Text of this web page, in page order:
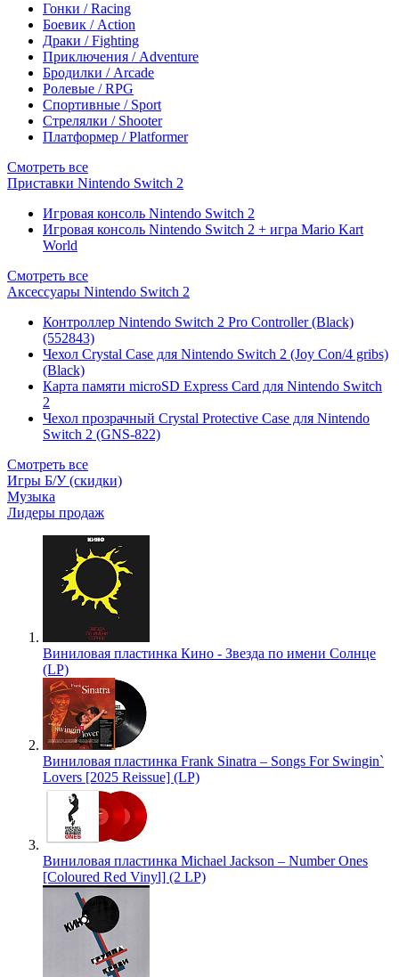
Гонки / Racing
Боевик / Action
Драки / Fighting
Приключения / Adventure
Бродилки / Arcade
Ролевые / RPG
Спортивные / Sport
Стрелялки / Shooter
Платформер / Platformer
Смотреть все
Приставки Nintendo Switch 2
Игровая консоль Nintendo Switch 2
Игровая консоль Nintendo Switch 2 + игра Mario Kart
World
Смотреть все
Аксессуары Nintendo Switch 2
Контроллер Nintendo Switch 2 Pro Controller (Black)
(552843)
Чехол Сrystal Сase для Nintendo Switch 2 (Joy Con/4 gribs)
(Black)
Карта памяти microSD Express Card для Nintendo Switch
2
Чехол прозрачный Crystal Protective Case для Nintendo
Switch 2 (GNS-822)
Смотреть все
Игры Б/У (скидки)
Музыка
Лидеры продаж
Виниловая пластинка Кино - Звезда по имени Солнце
(LP)
Виниловая пластинка Frank Sinatra – Songs For Swingin`
Lovers [2025 Reissue] (LP)
Виниловая пластинка Michael Jackson – Number Ones
[Coloured Red Vinyl] (2 LP)